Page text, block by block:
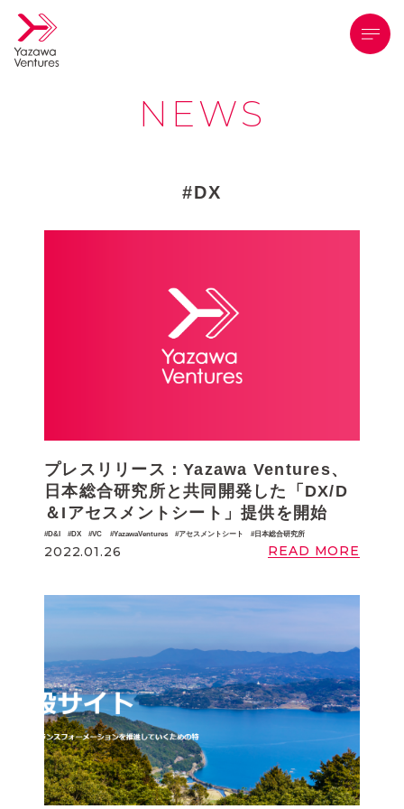
NEWS
DX
プレスリリース：Yazawa Ventures、
日本総合研究所と共同開発した「DX/D
＆Iアセスメントシート」提供を開始
D&I DX VC YazawaVentures アセスメントシート 日本総合研究所
2022.01.26 READ MORE
メニ